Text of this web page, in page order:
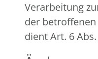
Verarbeitung
der
dient Art. 6